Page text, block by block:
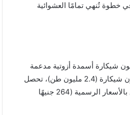
خطوة تُنهي تمامًا العشوائية
شؤون المديريات الزراعية أن الوزارة صرفت 10.4 مليون شيكارة أسمدة أزوتية مدعمة
منذ نوفمبر الماضي وحتى الآن، بينما تضخ الدولة سنويًا نحو 48 مليون شيكارة (2.4 مليون طن)، تحصل
وزارة الزراعة على 37% من إنتاج المصانع لتأمين احتياجات الفلاحين بالأسعار الرسمية (264 جنيهًا